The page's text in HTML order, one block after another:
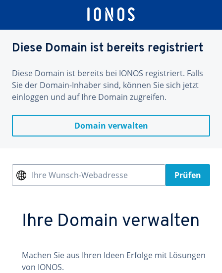
Diese Domain ist bereits registriert
Diese Domain ist bereits bei IONOS registriert. Falls
Sie der Domain-Inhaber sind, können Sie sich jetzt
einloggen und auf Ihre Domain zugreifen.
Domain verwalten
Ihre Wunsch-Webadresse Prüfen
Ihre Domain verwalten
Machen Sie aus Ihren Ideen Erfolge mit Lösungen
von IONOS.